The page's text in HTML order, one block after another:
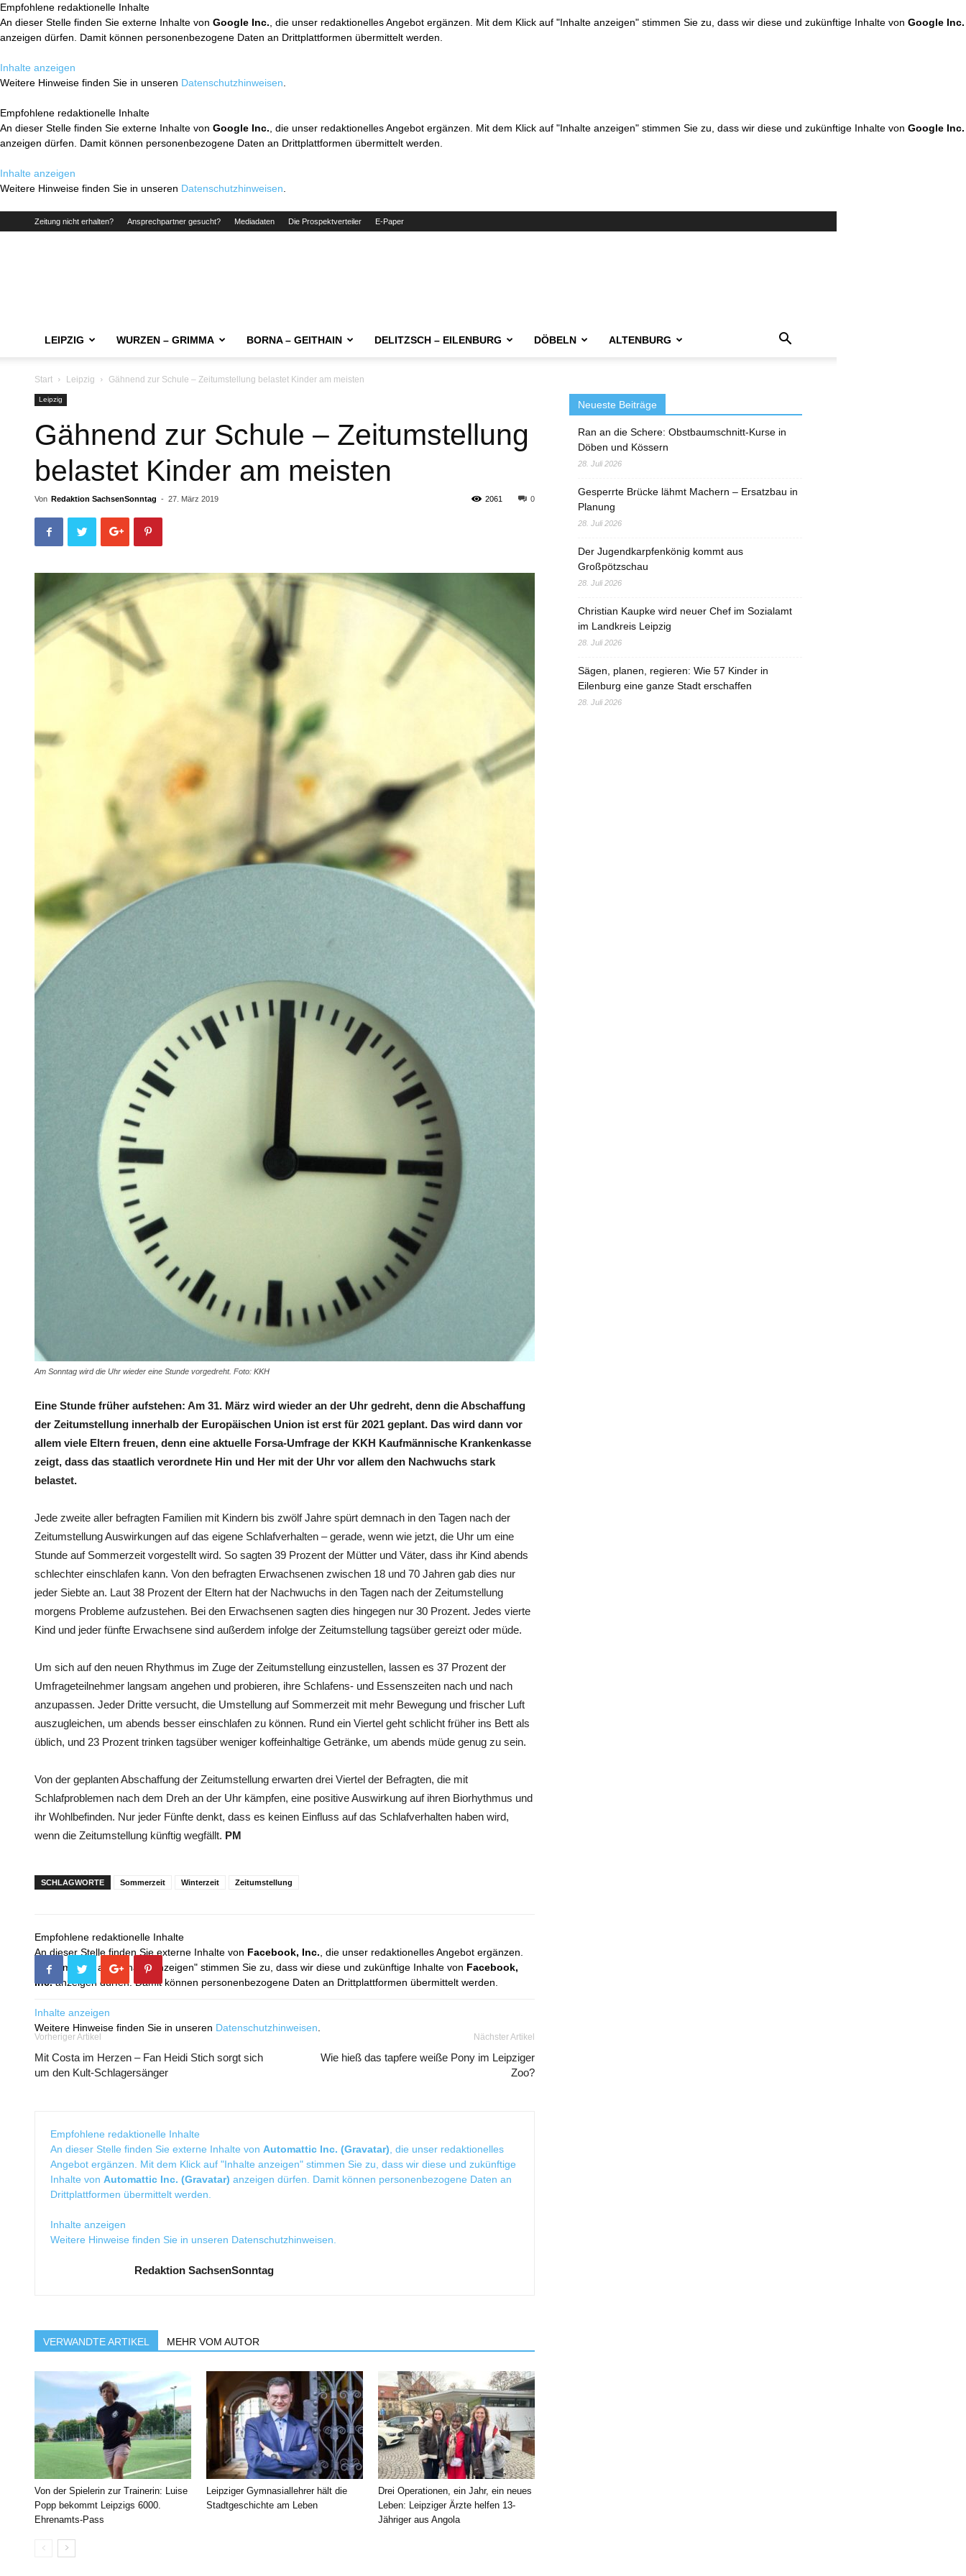
Empfohlene redaktionelle Inhalte
An dieser Stelle finden Sie externe Inhalte von Google Inc. , die unser redaktionelles Angebot ergänzen. Mit dem Klick auf "Inhalte anzeigen" stimmen Sie zu, dass wir diese und zukünftige Inhalte von Google Inc.
anzeigen dürfen. Damit können personenbezogene Daten an Drittplattformen übermittelt werden.
Inhalte anzeigen
Weitere Hinweise finden Sie in unseren Datenschutzhinweisen
Empfohlene redaktionelle Inhalte
An dieser Stelle finden Sie externe Inhalte von Google Inc. , die unser redaktionelles Angebot ergänzen. Mit dem Klick auf "Inhalte anzeigen" stimmen Sie zu, dass wir diese und zukünftige Inhalte von Google Inc.
anzeigen dürfen. Damit können personenbezogene Daten an Drittplattformen übermittelt werden.
Inhalte anzeigen
Weitere Hinweise finden Sie in unseren Datenschutzhinweisen
Zeitung nicht erhalten? Ansprechpartner gesucht? Mediadaten Die Prospektverteiler E-Paper
LEIPZIG WURZEN – GRIMMA BORNA – GEITHAIN DELITZSCH – EILENBURG DÖBELN ALTENBURG
Start Leipzig Gähnend zur Schule – Zeitumstellung belastet Kinder am meisten
Leipzig
Gähnend zur Schule – Zeitumstellung
belastet Kinder am meisten
Von Redaktion SachsenSonntag - 27. März 2019 0
2061
Am Sonntag wird die Uhr wieder eine Stunde vorgedreht. Foto: KKH
Eine Stunde früher aufstehen: Am 31. März wird wieder an der Uhr gedreht, denn die Abschaffung
der Zeitumstellung innerhalb der Europäischen Union ist erst für 2021 geplant. Das wird dann vor
allem viele Eltern freuen, denn eine aktuelle Forsa-Umfrage der KKH Kaufmännische Krankenkasse
zeigt, dass das staatlich verordnete Hin und Her mit der Uhr vor allem den Nachwuchs stark
belastet.
Jede zweite aller befragten Familien mit Kindern bis zwölf Jahre spürt demnach in den Tagen nach der
Zeitumstellung Auswirkungen auf das eigene Schlafverhalten – gerade, wenn wie jetzt, die Uhr um eine
Stunde auf Sommerzeit vorgestellt wird. So sagten 39 Prozent der Mütter und Väter, dass ihr Kind abends
schlechter einschlafen kann. Von den befragten Erwachsenen zwischen 18 und 70 Jahren gab dies nur
jeder Siebte an. Laut 38 Prozent der Eltern hat der Nachwuchs in den Tagen nach der Zeitumstellung
morgens Probleme aufzustehen. Bei den Erwachsenen sagten dies hingegen nur 30 Prozent. Jedes vierte
Kind und jeder fünfte Erwachsene sind außerdem infolge der Zeitumstellung tagsüber gereizt oder müde.
Um sich auf den neuen Rhythmus im Zuge der Zeitumstellung einzustellen, lassen es 37 Prozent der
Umfrageteilnehmer langsam angehen und probieren, ihre Schlafens- und Essenszeiten nach und nach
anzupassen. Jeder Dritte versucht, die Umstellung auf Sommerzeit mit mehr Bewegung und frischer Luft
auszugleichen, um abends besser einschlafen zu können. Rund ein Viertel geht schlicht früher ins Bett als
üblich, und 23 Prozent trinken tagsüber weniger koffeinhaltige Getränke, um abends müde genug zu sein.
Von der geplanten Abschaffung der Zeitumstellung erwarten drei Viertel der Befragten, die mit
Schlafproblemen nach dem Dreh an der Uhr kämpfen, eine positive Auswirkung auf ihren Biorhythmus und
ihr Wohlbefinden. Nur jeder Fünfte denkt, dass es keinen Einfluss auf das Schlafverhalten haben wird,
wenn die Zeitumstellung künftig wegfällt. PM
SCHLAGWORTE Sommerzeit Winterzeit Zeitumstellung
Empfohlene redaktionelle Inhalte
An dieser Stelle finden Sie externe Inhalte von Facebook, Inc. , die unser redaktionelles Angebot ergänzen.
Mit dem Klick auf "Inhalte anzeigen" stimmen Sie zu, dass wir diese und zukünftige Inhalte von Facebook,
Inc.anzeigen dürfen. Damit können personenbezogene Daten an Drittplattformen übermittelt werden.
Inhalte anzeigen
Weitere Hinweise finden Sie in unseren Datenschutzhinweisen
Vorheriger Artikel
Mit Costa im Herzen – Fan Heidi Stich sorgt sich
um den Kult-Schlagersänger
Nächster Artikel
Wie hieß das tapfere weiße Pony im Leipziger
Zoo?
Empfohlene redaktionelle Inhalte
An dieser Stelle finden Sie externe Inhalte von Automattic Inc. (Gravatar) , die unser redaktionelles
Angebot ergänzen. Mit dem Klick auf "Inhalte anzeigen" stimmen Sie zu, dass wir diese und zukünftige
Inhalte von Automattic Inc. (Gravatar) anzeigen dürfen. Damit können personenbezogene Daten an
Drittplattformen übermittelt werden.
Inhalte anzeigen
Weitere Hinweise finden Sie in unseren Datenschutzhinweisen
Redaktion SachsenSonntag
VERWANDTE ARTIKEL MEHR VOM AUTOR
Von der Spielerin zur Trainerin: Luise
Popp bekommt Leipzigs 6000.
Ehrenamts-Pass
Leipziger Gymnasiallehrer hält die
Stadtgeschichte am Leben
Drei Operationen, ein Jahr, ein neues
Leben: Leipziger Ärzte helfen 13-
Jähriger aus Angola
Neueste Beiträge
Ran an die Schere: Obstbaumschnitt-Kurse in
Döben und Kössern
28. Juli 2026
Gesperrte Brücke lähmt Machern – Ersatzbau in
Planung
28. Juli 2026
Der Jugendkarpfenkönig kommt aus
Großpötzschau
28. Juli 2026
Christian Kaupke wird neuer Chef im Sozialamt
im Landkreis Leipzig
28. Juli 2026
Sägen, planen, regieren: Wie 57 Kinder in
Eilenburg eine ganze Stadt erschaffen
28. Juli 2026